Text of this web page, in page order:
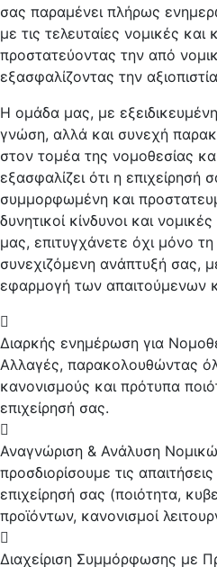
σας παραμένει πλήρως
με τις τελευταίες νομικές και
προστατεύοντας την από
εξασφαλίζοντας την
Η ομάδα μας, με
γνώση, αλλά και συνεχή
στον τομέα της νομοθεσίας
εξασφαλίζει ότι η επιχείρησή
συμμορφωμένη και
δυνητικοί κίνδυνοι και
μας, επιτυγχάνετε όχι μόνο
συνεχιζόμενη ανάπτυξή σας,
εφαρμογή των απαιτούμενων
Διαρκής ενημέρωση για
Αλλαγές, παρακολουθώντας
κανονισμούς και πρότυπα
επιχείρησή σας.
Αναγνώριση & Ανάλυση
προσδιορίσουμε τις
επιχείρησή σας (ποιότητα,
προϊόντων, κανονισμοί
Διαχείριση Συμμόρφωσης με